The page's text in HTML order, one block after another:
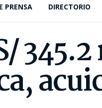
PRENSA DIRECTORIO